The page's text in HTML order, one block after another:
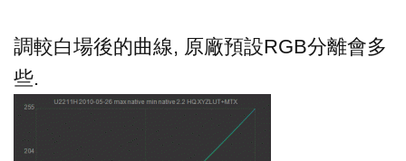
調較白場後的曲線, 原廠預設RGB分離會多
些.